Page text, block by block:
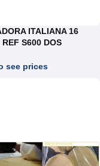
ITALIANA 16
S600 DOS
see prices